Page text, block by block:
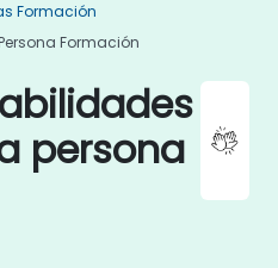
Formación
Formación
persona